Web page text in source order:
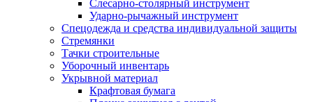
Слесарно-столярный инструмент
Ударно-рычажный инструмент
Спецодежда и средства индивидуальной защиты
Стремянки
Тачки строительные
Уборочный инвентарь
Укрывной материал
Крафтовая бумага